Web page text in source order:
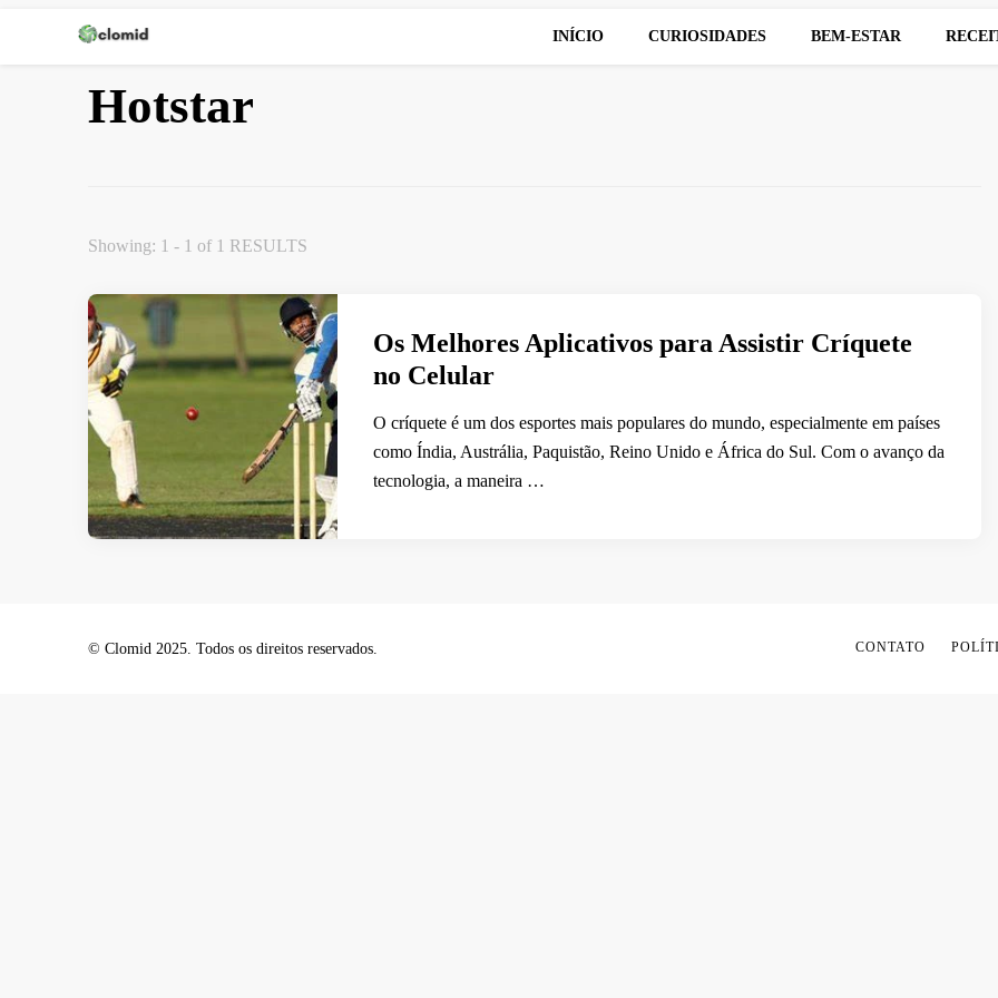
INÍCIO CURIOSIDADES BEM-ESTAR
Hotstar
Showing: 1 - 1 of 1 RESULTS
Os Melhores Aplicativos para Assistir Críquete
no Celular
O críquete é um dos esportes mais populares do mundo, especialmente em países
como Índia, Austrália, Paquistão, Reino Unido e África do Sul. Com o avanço da
tecnologia, a maneira …
© Clomid 2025. Todos os direitos reservados. CONTATO